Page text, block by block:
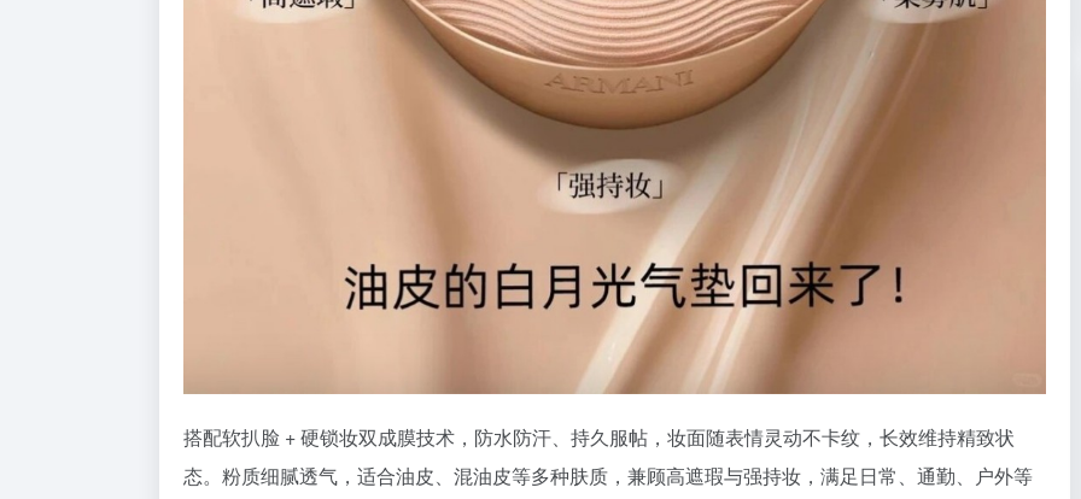
搭配软扒脸 + 硬锁妆双成膜技术，防水防汗、持久服帖，妆面随表情灵动不卡纹，长效维持精致状
态。粉质细腻透气，适合油皮、混油皮等多种肤质，兼顾高遮瑕与强持妆，满足日常、通勤、户外等